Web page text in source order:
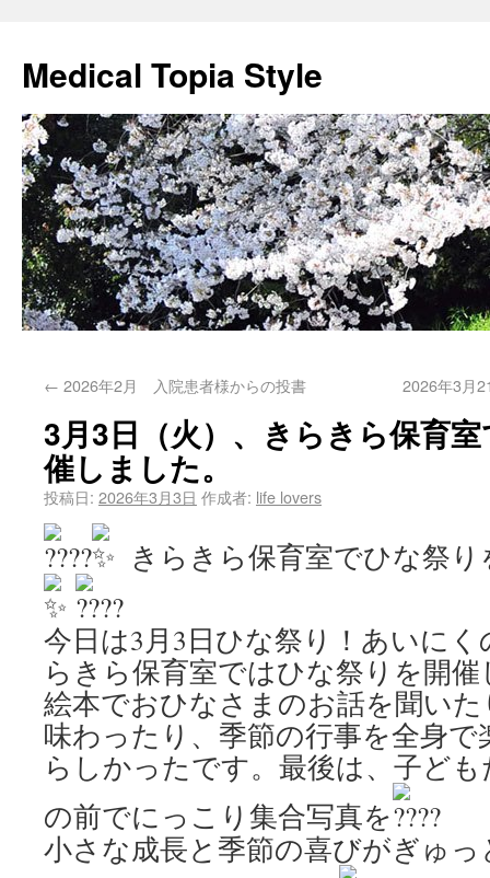
Medical Topia Style
← 2026年2月 入院患者様からの投書 2026年3月
3月3日（火）、きらきら保育
催しました。
投稿日: 2026年3月3日 作成者: life lovers
きらきら保育室でひな祭
今日は3月3日ひな祭り！あいに
らきら保育室ではひな祭りを開
絵本でおひなさまのお話を聞い
味わったり、季節の行事を全身
らしかったです。最後は、子ど
の前でにっこり集合写真を
小さな成長と季節の喜びがぎゅ